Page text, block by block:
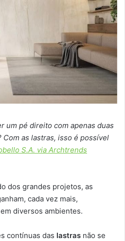
um pé direito com apenas duas
Com as lastras, isso é possível
S.A. via Archtrends
dos grandes projetos, as
cada vez mais,
diversos ambientes.
contínuas das lastras não se